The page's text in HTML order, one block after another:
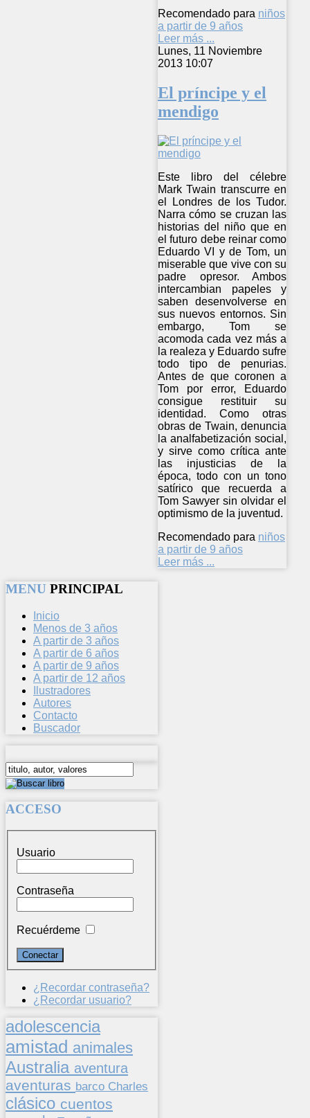
Recomendado para niños
a partir de 9 años
Leer más ...
Lunes, 11 Noviembre
2013 10:07
El príncipe y el
mendigo
Este libro del célebre
Mark Twain transcurre en
el Londres de los Tudor.
Narra cómo se cruzan las
historias del niño que en
el futuro debe reinar como
Eduardo VI y de Tom, un
miserable que vive con su
padre opresor. Ambos
intercambian papeles y
saben desenvolverse en
sus nuevos entornos. Sin
embargo, Tom se
acomoda cada vez más a
la realeza y Eduardo sufre
todo tipo de penurias.
Antes de que coronen a
Tom por error, Eduardo
consigue restituir su
identidad. Como otras
obras de Twain, denuncia
la analfabetización social,
y sirve como crítica ante
las injusticias de la
época, todo con un tono
satírico que recuerda a
Tom Sawyer sin olvidar el
optimismo de la juventud.
Recomendado para niños
a partir de 9 años
Leer más ...
MENU PRINCIPAL
Inicio
Menos de 3 años
A partir de 3 años
A partir de 6 años
A partir de 9 años
A partir de 12 años
Ilustradores
Autores
Contacto
Buscador
ACCESO
Usuario
Contraseña
Recuérdeme
¿Recordar contraseña?
¿Recordar usuario?
adolescencia
amistad animales
Australia aventura
aventuras barco Charles
clásico cuentos